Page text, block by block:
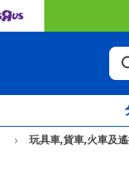
玩具車,貨車,火車及遙